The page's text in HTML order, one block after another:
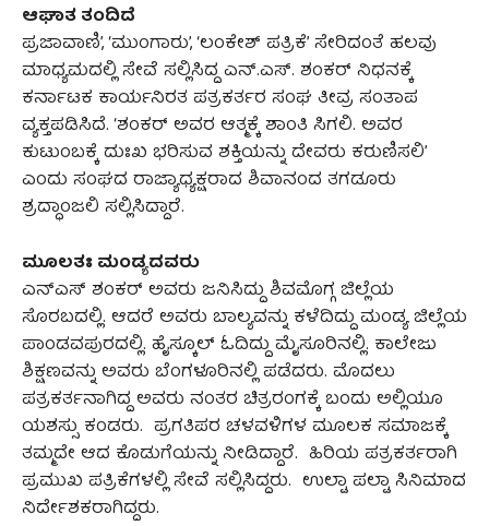
ಆಘಾತ ತಂದಿದೆ
ಪ್ರಜಾವಾಣಿ’, ‘ಮುಂಗಾರು’, ‘ಲಂಕೇಶ್ ಪತ್ರಿಕೆ’ ಸೇರಿದಂತೆ ಹಲವು
ಮಾಧ್ಯಮದಲ್ಲಿ ಸೇವೆ ಸಲ್ಲಿಸಿದ್ದ ಎನ್.ಎಸ್. ಶಂಕರ್ ನಿಧನಕ್ಕೆ
ಕರ್ನಾಟಕ ಕಾರ್ಯನಿರತ ಪತ್ರಕರ್ತರ ಸಂಘ ತೀವ್ರ ಸಂತಾಪ
ವ್ಯಕ್ತಪಡಿಸಿದೆ. ‘ಶಂಕರ್ ಅವರ ಆತ್ಮಕ್ಕೆ ಶಾಂತಿ ಸಿಗಲಿ. ಅವರ
ಕುಟುಂಬಕ್ಕೆ ದುಃಖ ಭರಿಸುವ ಶಕ್ತಿಯನ್ನು ದೇವರು ಕರುಣಿಸಲಿ’
ಎಂದು ಸಂಘದ ರಾಜ್ಯಾಧ್ಯಕ್ಷರಾದ ಶಿವಾನಂದ ತಗಡೂರು
ಶ್ರದ್ಧಾಂಜಲಿ ಸಲ್ಲಿಸಿದ್ದಾರೆ.
ಮೂಲತಃ ಮಂಡ್ಯದವರು
ಎನ್​ಎಸ್ ಶಂಕರ್ ಅವರು ಜನಿಸಿದ್ದು ಶಿವಮೊಗ್ಗ ಜಿಲ್ಲೆಯ
ಸೊರಬದಲ್ಲಿ. ಆದರೆ ಅವರು ಬಾಲ್ಯವನ್ನು ಕಳೆದಿದ್ದು ಮಂಡ್ಯ ಜಿಲ್ಲೆಯ
ಪಾಂಡವಪುರದಲ್ಲಿ. ಹೈಸ್ಕೂಲ್ ಓದಿದ್ದು ಮೈಸೂರಿನಲ್ಲಿ. ಕಾಲೇಜು
ಶಿಕ್ಷಣವನ್ನು ಅವರು ಬೆಂಗಳೂರಿನಲ್ಲಿ ಪಡೆದರು. ಮೊದಲು
ಪತ್ರಕರ್ತನಾಗಿದ್ದ ಅವರು ನಂತರ ಚಿತ್ರರಂಗಕ್ಕೆ ಬಂದು ಅಲ್ಲಿಯೂ
ಯಶಸ್ಸು ಕಂಡರು. ಪ್ರಗತಿಪರ ಚಳವಳಿಗಳ ಮೂಲಕ ಸಮಾಜಕ್ಕೆ
ತಮ್ಮದೇ ಆದ ಕೊಡುಗೆಯನ್ನು ನೀಡಿದ್ದಾರೆ. ಹಿರಿಯ ಪತ್ರಕರ್ತರಾಗಿ
ಪ್ರಮುಖ ಪತ್ರಿಕೆಗಳಲ್ಲಿ ಸೇವೆ ಸಲ್ಲಿಸಿದ್ದರು. ಉಲ್ಟಾ ಪಲ್ಟಾ ಸಿನಿಮಾದ
ನಿರ್ದೇಶಕರಾಗಿದ್ದರು.